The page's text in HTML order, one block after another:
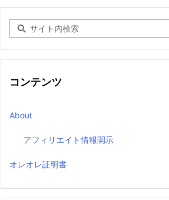
コンテンツ
About
アフィリエイト情報開示
オレオレ証明書